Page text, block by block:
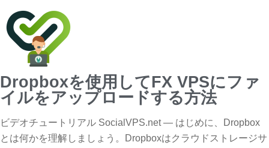
Dropboxを使用してFX VPSにファ
イルをアップロードする方法
ビデオチュートリアル SocialVPS.net — はじめに、Dropbox
とは何かを理解しましょう。Dropboxはクラウドストレージサ